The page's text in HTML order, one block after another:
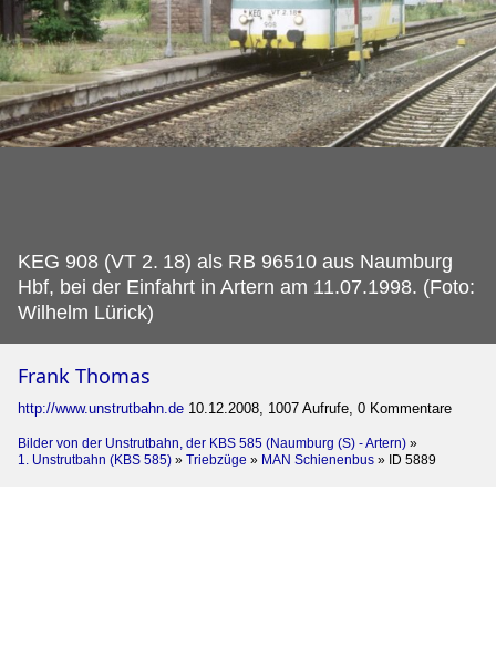
KEG 908 (VT 2. 18) als RB 96510 aus Naumburg
Hbf, bei der Einfahrt in Artern am 11.07.1998. (Foto:
Wilhelm Lürick)
Frank Thomas
http://www.unstrutbahn.de 10.12.2008, 1007 Aufrufe, 0 Kommentare
Bilder von der Unstrutbahn, der KBS 585 (Naumburg (S) - Artern) »
1. Unstrutbahn (KBS 585) » Triebzüge » MAN Schienenbus » ID 5889